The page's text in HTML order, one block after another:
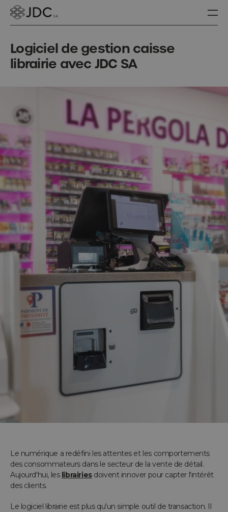
Logiciel de gestion caisse
librairie avec JDC SA
Le numérique a redéfini les attentes et les comportements
des consommateurs dans le secteur de la vente de détail.
Aujourd'hui, les librairiesdoivent innover pour capter l'intérêt
des clients.
Le logiciel librairie est plus qu'un simple outil de transaction. Il